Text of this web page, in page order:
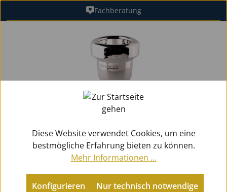
Zum Hauptinhalt springenFachberatung
Bildergalerie überspringen
Diese Website verwendet Cookies, um eine
bestmögliche Erfahrung bieten zu können.
Mehr Informationen ...
Konfigurieren Nur technisch notwendige